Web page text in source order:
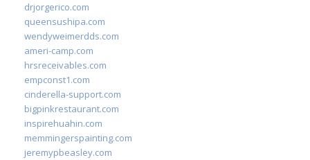
drjorgerico.com
queensushipa.com
wendyweimerdds.com
ameri-camp.com
hrsreceivables.com
empconst1.com
cinderella-support.com
bigpinkrestaurant.com
inspirehuahin.com
memmingerspainting.com
jeremypbeasley.com